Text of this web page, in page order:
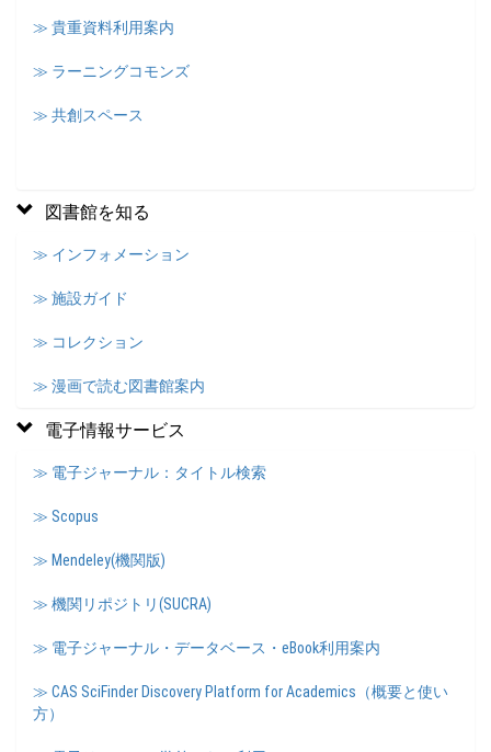
≫ 貴重資料利用案内
≫ ラーニングコモンズ
≫ 共創スペース
図書館を知る
≫ インフォメーション
≫ 施設ガイド
≫ コレクション
≫ 漫画で読む図書館案内
電子情報サービス
≫ 電子ジャーナル：タイトル検索
≫ Scopus
≫ Mendeley(機関版)
≫ 機関リポジトリ(SUCRA)
≫ 電子ジャーナル・データベース・eBook利用案内
≫ CAS SciFinder Discovery Platform for Academics（概要と使い
方）